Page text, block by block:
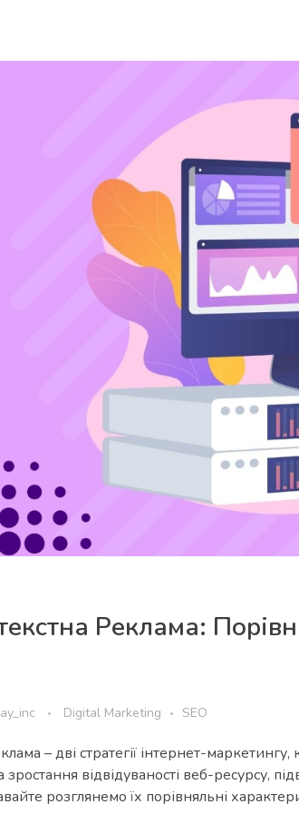
Реклама:
Digital Marketing SEO
– дві стратегії інтернет-
відвідуваності веб-ресурсу,
розглянемо їх порівняльні